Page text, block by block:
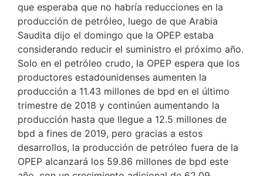
que esperaba que no habría reducciones en la
producción de petróleo, luego de que Arabia
Saudita dijo el domingo que la OPEP estaba
considerando reducir el suministro el próximo año.
Solo en el petróleo crudo, la OPEP espera que los
productores estadounidenses aumenten la
producción a 11.43 millones de bpd en el último
trimestre de 2018 y continúen aumentando la
producción hasta que llegue a 12.5 millones de
bpd a fines de 2019, pero gracias a estos
desarrollos, la producción de petróleo fuera de la
OPEP alcanzará los 59.86 millones de bpd este